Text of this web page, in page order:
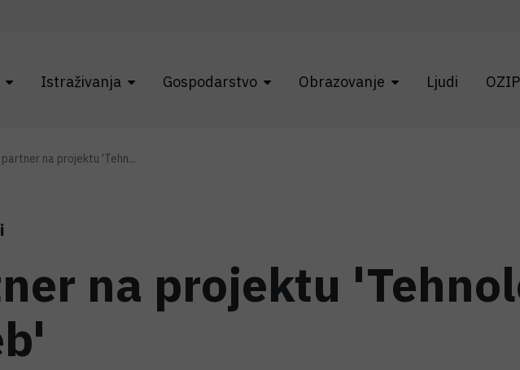
Istraživanja Gospodarstvo Obrazovanje Ljudi OZIP
partner na projektu 'Tehn...
na projektu